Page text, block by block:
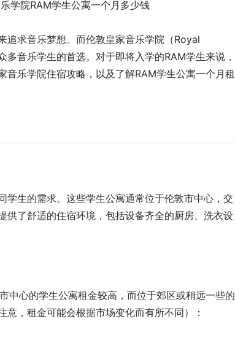
追求音乐梦想。而伦敦皇家音乐学院（Royal
音乐学生的首选。对于即将入学的RAM学生来说，
乐学院住宿攻略，以及了解RAM学生公寓一个月租
生的需求。这些学生公寓通常位于伦敦市中心，交
了舒适的住宿环境，包括设备齐全的厨房、洗衣设
中心的学生公寓租金较高，而位于郊区或稍远一些的
，租金可能会根据市场变化而有所不同）：